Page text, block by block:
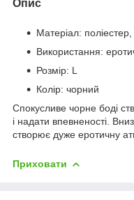
Опис
Матеріал:
Використання:
Розмір: L
Колір: чорний
Спокусливе чорне боді
і надати впевненості.
створює дуже еротичну
Приховати